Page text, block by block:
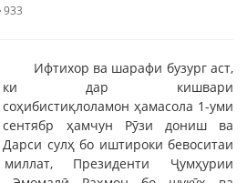
933
Ифтихор ва шарафи бузург аст,
ки дар кишвари
соҳибистиқлоламон ҳамасола 1-уми
сентябр ҳамчун Рӯзи дониш ва
Дарси сулҳ бо иштироки бевоситаи
Президенти Ҷумҳурии